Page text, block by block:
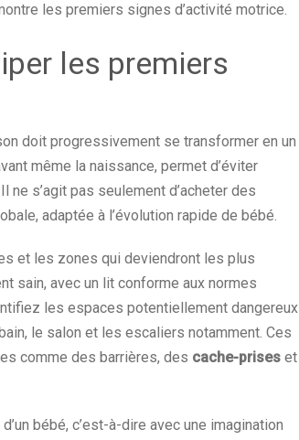
les premiers signes d’activité motrice.
les premiers
doit progressivement se transformer en un
même la naissance, permet d’éviter
s’agit pas seulement d’acheter des
adaptée à l’évolution rapide de bébé.
et les zones qui deviendront les plus
sain, avec un lit conforme aux normes
les espaces potentiellement dangereux
le salon et les escaliers notamment. Ces
comme des barrières, des cache-prises et
bébé, c’est-à-dire avec une imagination